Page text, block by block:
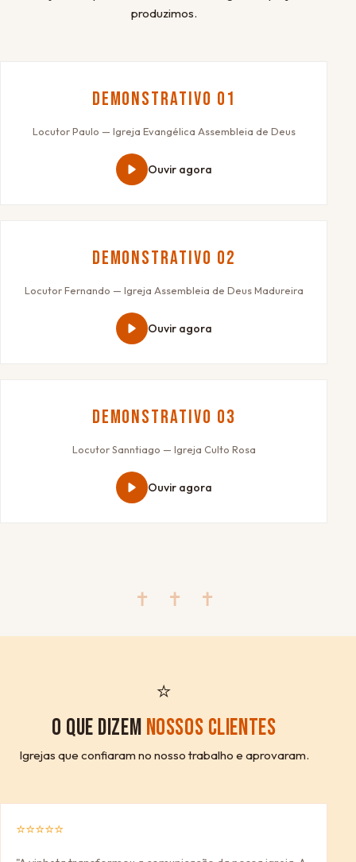
produzimos.
Demonstrativo 01
Locutor Paulo — Igreja Evangélica Assembleia de Deus
Ouvir agora
Demonstrativo 02
Locutor Fernando — Igreja Assembleia de Deus Madureira
Ouvir agora
Demonstrativo 03
Locutor Sanntiago — Igreja Culto Rosa
Ouvir agora
✝ ✝ ✝
⭐
O QUE DIZEM NOSSOS CLIENTES
Igrejas que confiaram no nosso trabalho e aprovaram.
⭐⭐⭐⭐⭐